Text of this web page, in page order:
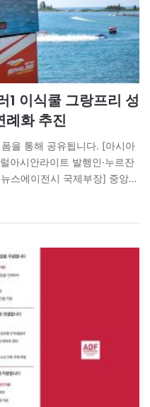
1 이식쿨 그랑프리 성
례화 추진
을 통해 공유됩니다. [아시아
아시안라이트 발행인·누르잔
스에이전시 국제부장] 중앙아
르기스스탄 현대사에서 가장
이번 대회는 중앙아시아와 국